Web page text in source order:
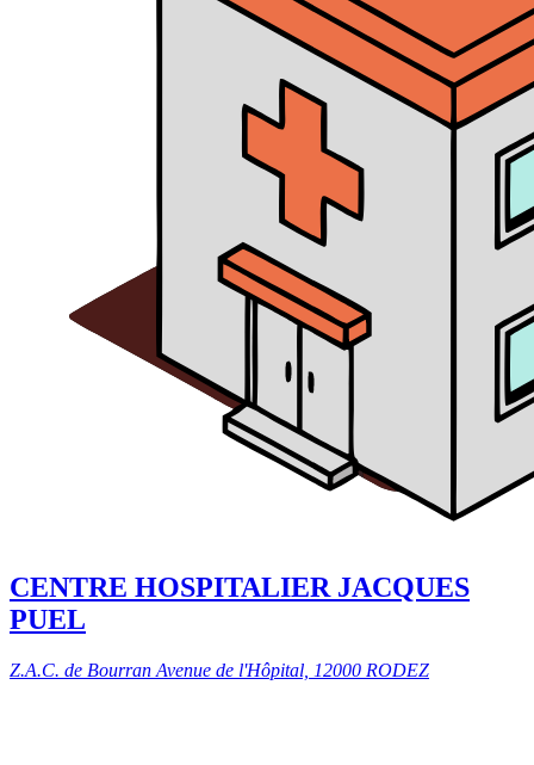
CENTRE HOSPITALIER JACQUES
PUEL
Z.A.C. de Bourran Avenue de l'Hôpital, 12000 RODEZ